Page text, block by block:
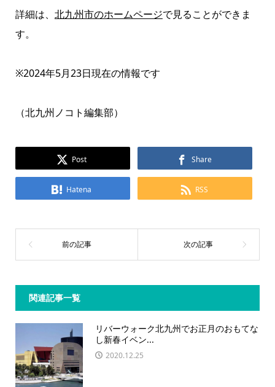
詳細は、 北九州市のホームページで見ることができま
す。
※2024年5月23日現在の情報です
（北九州ノコト編集部）
Post Share
Hatena RSS
関連記事一覧
リバーウォーク北九州でお正月のおもてな
し新春イベン...
2020.12.25